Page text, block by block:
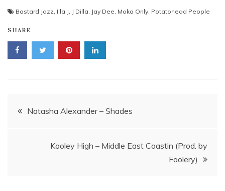
Bastard Jazz, Illa J, J Dilla, Jay Dee, Moka Only, Potatohead People
SHARE
Navigace
Natasha Alexander – Shades
Kooley High – Middle East Coastin (Prod. by
Foolery)